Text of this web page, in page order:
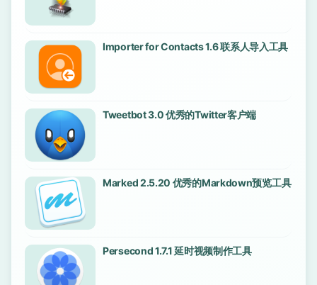
Importer for Contacts 1.6 联系人导入工具
Tweetbot 3.0 优秀的Twitter客户端
Marked 2.5.20 优秀的Markdown预览工具
Persecond 1.7.1 延时视频制作工具